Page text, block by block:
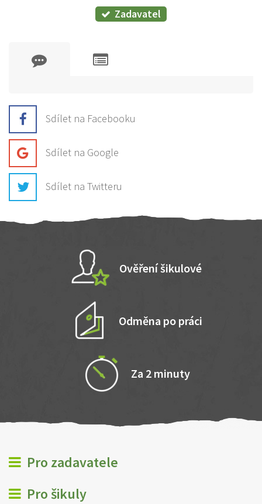
Zadavatel
Sdílet na Facebooku
Sdílet na Google
Sdílet na Twitteru
Ověření šikulové
Odměna po práci
Za 2 minuty
Pro zadavatele
Pro šikuly